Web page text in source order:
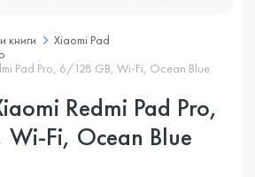
книги
Xiaomi Pad
Pad Pro, 6/128 GB, Wi-Fi, Ocean Blue
Redmi Pad Pro,
Fi, Ocean Blue